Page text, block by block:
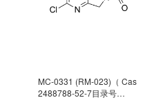
MC-0331 (RM-023)（ Cas
2488788-52-7目录号